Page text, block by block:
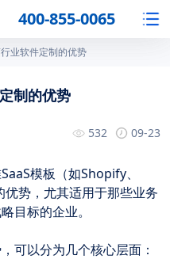
400-855-0065
业软件定制的优势
制的优势
532 09-23
模板（如Shopify、
势，尤其适用于那些业务
目标的企业。
可以分为几个核心层面：